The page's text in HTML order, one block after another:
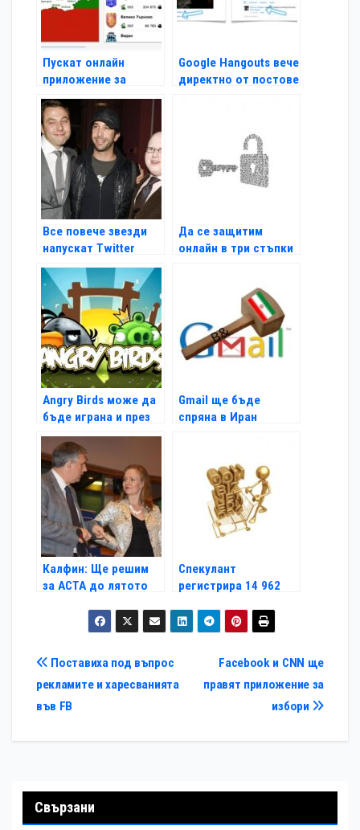
Пускат онлайн
приложение за
градовете на
България
Google Hangouts вече
директно от постове
Все повече звезди
напускат Twitter
Да се защитим
онлайн в три стъпки
Angry Birds може да
бъде играна и през
Timeline
Gmail ще бъде
спряна в Иран
Калфин: Ще решим
за АСТА до лятото
Спекулант
регистрира 14 962
Навигация
Facebook и CNN ще
правят приложение за
избори
Поставиха под въпрос
рекламите и харесванията
във FB
Свързани